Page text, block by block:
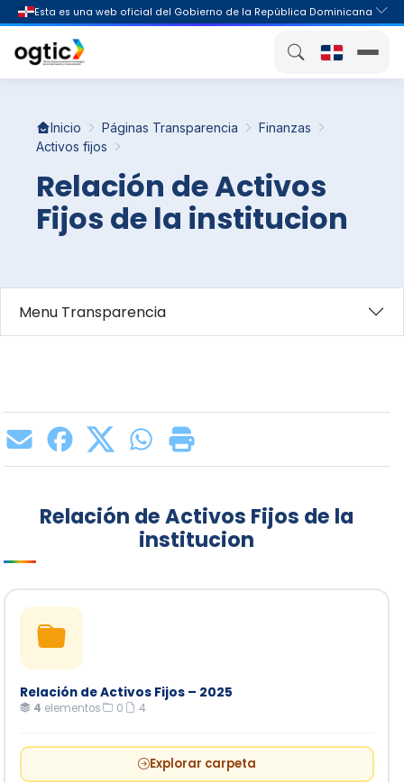
Inicio Páginas Transparencia
Finanzas
Activos fijos
Relación de Activos
Fijos de la institucion
Menu Transparencia
Relación de Activos Fijos de la
institucion
Relación de Activos Fijos – 2025
4 elementos 0 4
Explorar carpeta